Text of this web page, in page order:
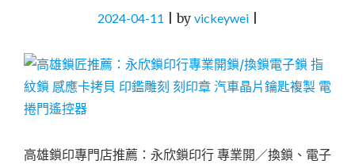
2024-04-11 |by vickeywei|
高雄鎖印專門店推薦：永欣鎖印行 專業開／換鎖、電子